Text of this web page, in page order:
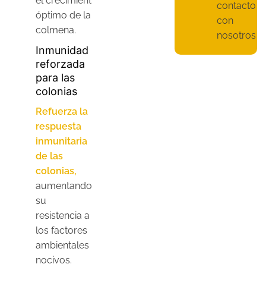
óptimo de la
colmena.
Inmunidad
reforzada
para las
colonias
Refuerza la
respuesta
inmunitaria
de las
colonias,
aumentando
su
resistencia a
los factores
ambientales
nocivos.
contacto
con
nosotros